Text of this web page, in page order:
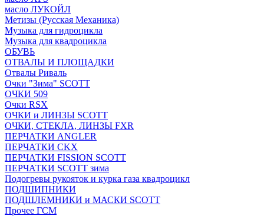
масло ЛУКОЙЛ
Метизы (Русская Механика)
Музыка для гидроцикла
Музыка для квадроцикла
ОБУВЬ
ОТВАЛЫ И ПЛОЩАДКИ
Отвалы Риваль
Очки "Зима" SCOTT
ОЧКИ 509
Очки RSX
ОЧКИ и ЛИНЗЫ SCOTT
ОЧКИ, СТЕКЛА, ЛИНЗЫ FXR
ПЕРЧАТКИ ANGLER
ПЕРЧАТКИ CKX
ПЕРЧАТКИ FISSION SCOTT
ПЕРЧАТКИ SCOTT зима
Подогревы рукояток и курка газа квадроцикл
ПОДШИПНИКИ
ПОДШЛЕМНИКИ и МАСКИ SCOTT
Прочее ГСМ